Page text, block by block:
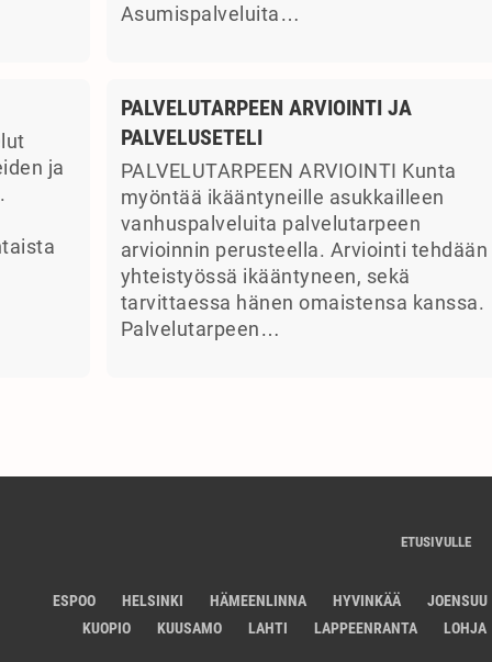
Asumispalveluita…
ja
PALVELUTARPEEN ARVIOINTI JA
PALVELUSETELI
PALVELUTARPEEN ARVIOINTI Kunta
myöntää ikääntyneille asukkailleen
vanhuspalveluita palvelutarpeen
arvioinnin perusteella. Arviointi tehdään
yhteistyössä ikääntyneen, sekä
tarvittaessa hänen omaistensa kanssa.
Palvelutarpeen…
ETUSIVULLE
ESPOO HELSINKI HÄMEENLINNA HYVINKÄÄ JOENSUU
KUOPIO
KUUSAMO LAHTI LAPPEENRANTA LOHJA